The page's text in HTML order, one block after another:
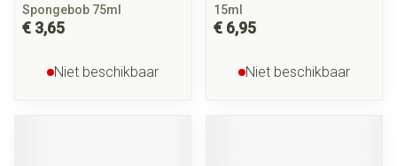
Spongebob 75ml
€ 3,65
Niet beschikbaar
15ml
€ 6,95
Niet beschikbaar